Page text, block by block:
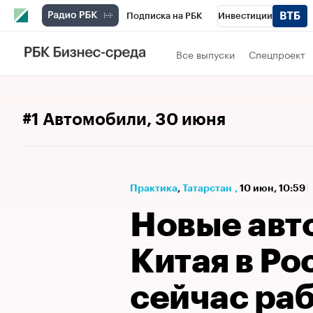
Подписка на РБК Инвестиции
РБК Вино Все выпуски Спецпроект
#1 Автомобили, 30 июня
Практика⁠, Татарстан , 10 июн, 10:59
Новые
Китая в
сейчас